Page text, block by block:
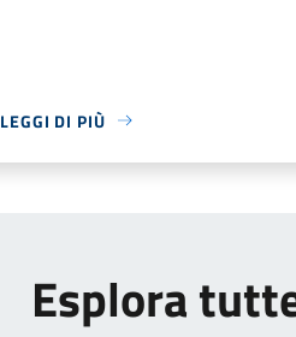
LEGGI DI PIÙ
Esplora